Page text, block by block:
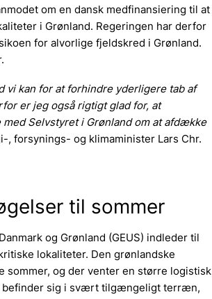
om en dansk medfinansiering til at
i Grønland. Regeringen har derfor
for alvorlige fjeldskred i Grønland.
vi kan for at forhindre yderligere tab af
er jeg også rigtigt glad for, at
Selvstyret i Grønland om at afdække
, forsynings- og klimaminister Lars Chr.
til sommer
og Grønland (GEUS) indleder til
lokaliteter. Den grønlandske
og der venter en større logistisk
befinder sig i svært tilgængeligt terræn,